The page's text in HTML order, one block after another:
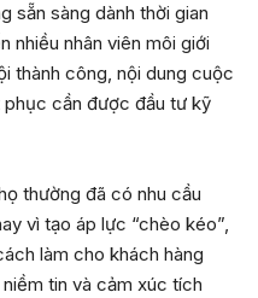
sẵn sàng dành thời gian
nhiều nhân viên môi giới
thành công, nội dung cuộc
phục cần được đầu tư kỹ
thường đã có nhu cầu
vì tạo áp lực “chèo kéo”,
làm cho khách hàng
tin và cảm xúc tích